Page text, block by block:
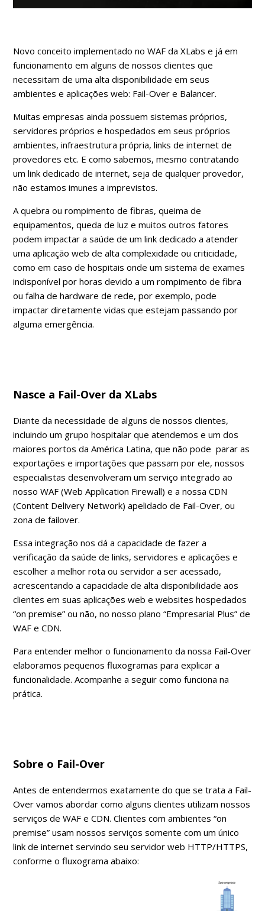
Novo conceito implementado no WAF da XLabs e já em
funcionamento em alguns de nossos clientes que
necessitam de uma alta disponibilidade em seus
ambientes e aplicações web: Fail-Over e Balancer.
Muitas empresas ainda possuem sistemas próprios,
servidores próprios e hospedados em seus próprios
ambientes, infraestrutura própria, links de internet de
provedores etc. E como sabemos, mesmo contratando
um link dedicado de internet, seja de qualquer provedor,
não estamos imunes a imprevistos.
A quebra ou rompimento de fibras, queima de
equipamentos, queda de luz e muitos outros fatores
podem impactar a saúde de um link dedicado a atender
uma aplicação web de alta complexidade ou criticidade,
como em caso de hospitais onde um sistema de exames
indisponível por horas devido a um rompimento de fibra
ou falha de hardware de rede, por exemplo, pode
impactar diretamente vidas que estejam passando por
alguma emergência.
Nasce a Fail-Over da XLabs
Diante da necessidade de alguns de nossos clientes,
incluindo um grupo hospitalar que atendemos e um dos
maiores portos da América Latina, que não pode parar as
exportações e importações que passam por ele, nossos
especialistas desenvolveram um serviço integrado ao
nosso WAF (Web Application Firewall) e a nossa CDN
(Content Delivery Network) apelidado de Fail-Over, ou
zona de failover.
Essa integração nos dá a capacidade de fazer a
verificação da saúde de links, servidores e aplicações e
escolher a melhor rota ou servidor a ser acessado,
acrescentando a capacidade de alta disponibilidade aos
clientes em suas aplicações web e websites hospedados
“on premise” ou não, no nosso plano “Empresarial Plus” de
WAF e CDN.
Para entender melhor o funcionamento da nossa Fail-Over
elaboramos pequenos fluxogramas para explicar a
funcionalidade. Acompanhe a seguir como funciona na
prática.
Sobre o Fail-Over
Antes de entendermos exatamente do que se trata a Fail-
Over vamos abordar como alguns clientes utilizam nossos
serviços de WAF e CDN. Clientes com ambientes “on
premise” usam nossos serviços somente com um único
link de internet servindo seu servidor web HTTP/HTTPS,
conforme o fluxograma abaixo: